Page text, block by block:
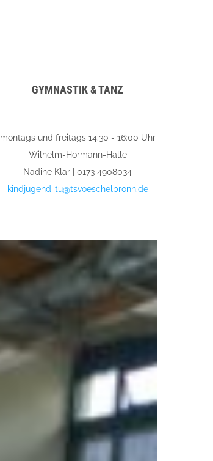
GYMNASTIK & TANZ
montags und freitags 14:30 - 16:00 Uhr
Wilhelm-Hörmann-Halle
Nadine Klär | 0173 4908034
kindjugend-tu@tsvoeschelbronn.de